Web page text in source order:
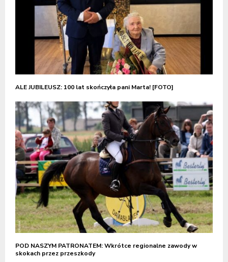
ALE JUBILEUSZ: 100 lat skończyła pani Marta! [FOTO]
POD NASZYM PATRONATEM: Wkrótce regionalne zawody w
skokach przez przeszkody